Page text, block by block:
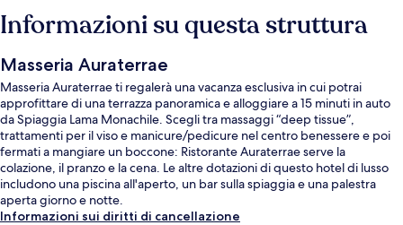
Informazioni su questa struttura
Masseria Auraterrae
Masseria Auraterrae ti regalerà una vacanza esclusiva in cui potrai
approfittare di una terrazza panoramica e alloggiare a 15 minuti in auto
da Spiaggia Lama Monachile. Scegli tra massaggi “deep tissue”,
trattamenti per il viso e manicure/pedicure nel centro benessere e poi
fermati a mangiare un boccone: Ristorante Auraterrae serve la
colazione, il pranzo e la cena. Le altre dotazioni di questo hotel di lusso
includono una piscina all'aperto, un bar sulla spiaggia e una palestra
aperta giorno e notte.
Informazioni sui diritti di cancellazione